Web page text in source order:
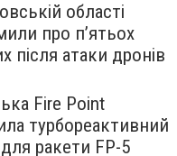
області
про п’ятьох
після атаки дронів
Fire Point
турбореактивний
ракети FP-5